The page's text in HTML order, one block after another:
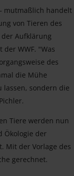
mutmaßlich handelt
von Tieren des
Aufklärung
WWF. "Was
des
die Mühe
lassen, sondern die
Tiere werden nun
Ökologie der
Mit der Vorlage des
gerechnet.